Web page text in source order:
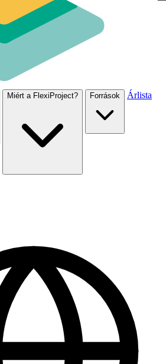
Miért a FlexiProject? Források Árlista